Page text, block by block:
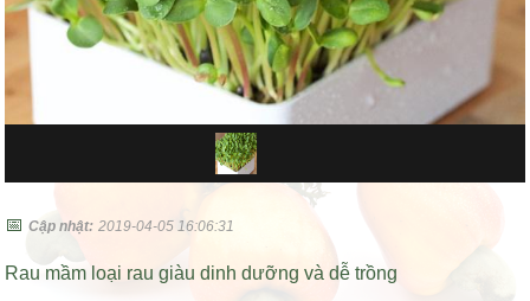
📅Cập nhật: 2019-04-05 16:06:31
Rau mầm loại rau giàu dinh dưỡng và dễ trồng